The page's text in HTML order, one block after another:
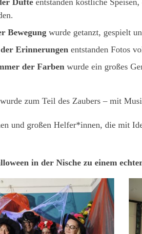
Düfte entstanden köstliche
Bewegung wurde getanzt, gespielt
Erinnerungen entstanden Fotos
der Farben wurde ein großes
zum Teil des Zaubers – mit
und großen Helfer*innen, die mit
in der Nische zu einem